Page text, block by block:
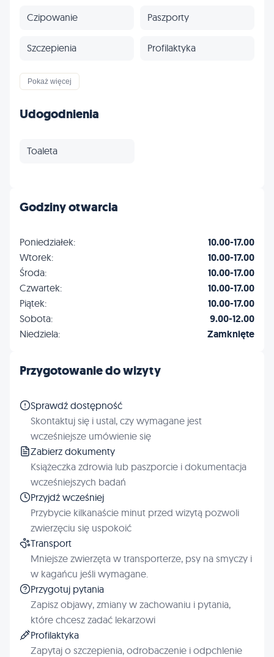
Czipowanie Paszporty
Szczepienia Profilaktyka
Inne
Pokaż więcej
Udogodnienia
Toaleta
Godziny otwarcia
Poniedziałek: 10.00-17.00
Wtorek: 10.00-17.00
Środa: 10.00-17.00
Czwartek: 10.00-17.00
Piątek: 10.00-17.00
Sobota: 9.00-12.00
Niedziela: Zamknięte
Przygotowanie do wizyty
Sprawdź dostępność
Skontaktuj się i ustal, czy wymagane jest
wcześniejsze umówienie się
Zabierz dokumenty
Książeczka zdrowia lub paszporcie i dokumentacja
wcześniejszych badań
Przyjdź wcześniej
Przybycie kilkanaście minut przed wizytą pozwoli
zwierzęciu się uspokoić
Transport
Mniejsze zwierzęta w transporterze, psy na smyczy i
w kagańcu jeśli wymagane.
Przygotuj pytania
Zapisz objawy, zmiany w zachowaniu i pytania,
które chcesz zadać lekarzowi
Profilaktyka
Zapytaj o szczepienia, odrobaczenie i odpchlenie